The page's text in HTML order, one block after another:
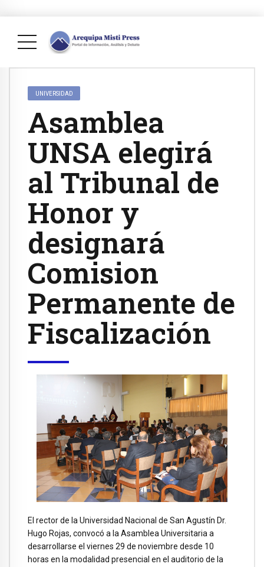
UNIVERSIDAD
Asamblea
UNSA elegirá
al Tribunal de
Honor y
designará
Comision
Permanente de
Fiscalización
El rector de la Universidad Nacional de San Agustín Dr.
Hugo Rojas, convocó a la Asamblea Universitaria a
desarrollarse el viernes 29 de noviembre desde 10
horas en la modalidad presencial en el auditorio de la